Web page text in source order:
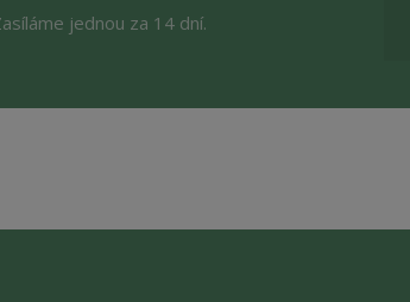
jednou za 14 dní.